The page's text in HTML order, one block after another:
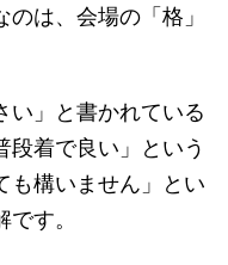
は、会場の「格」
い」と書かれている
段着で良い」という
も構いません」とい
す。